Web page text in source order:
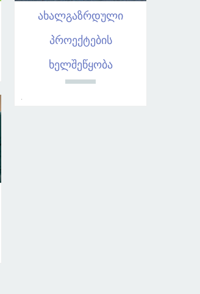
ახალგაზრდული
პროექტების
ხელშეწყობა